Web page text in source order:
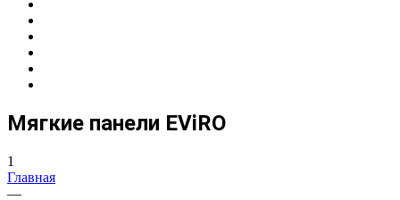
Мягкие панели EViRO
1
Главная
—